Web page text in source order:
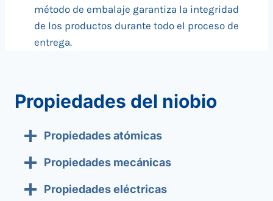
método de embalaje garantiza la integridad
de los productos durante todo el proceso de
entrega.
Propiedades del niobio
Propiedades atómicas
Propiedades mecánicas
Propiedades eléctricas